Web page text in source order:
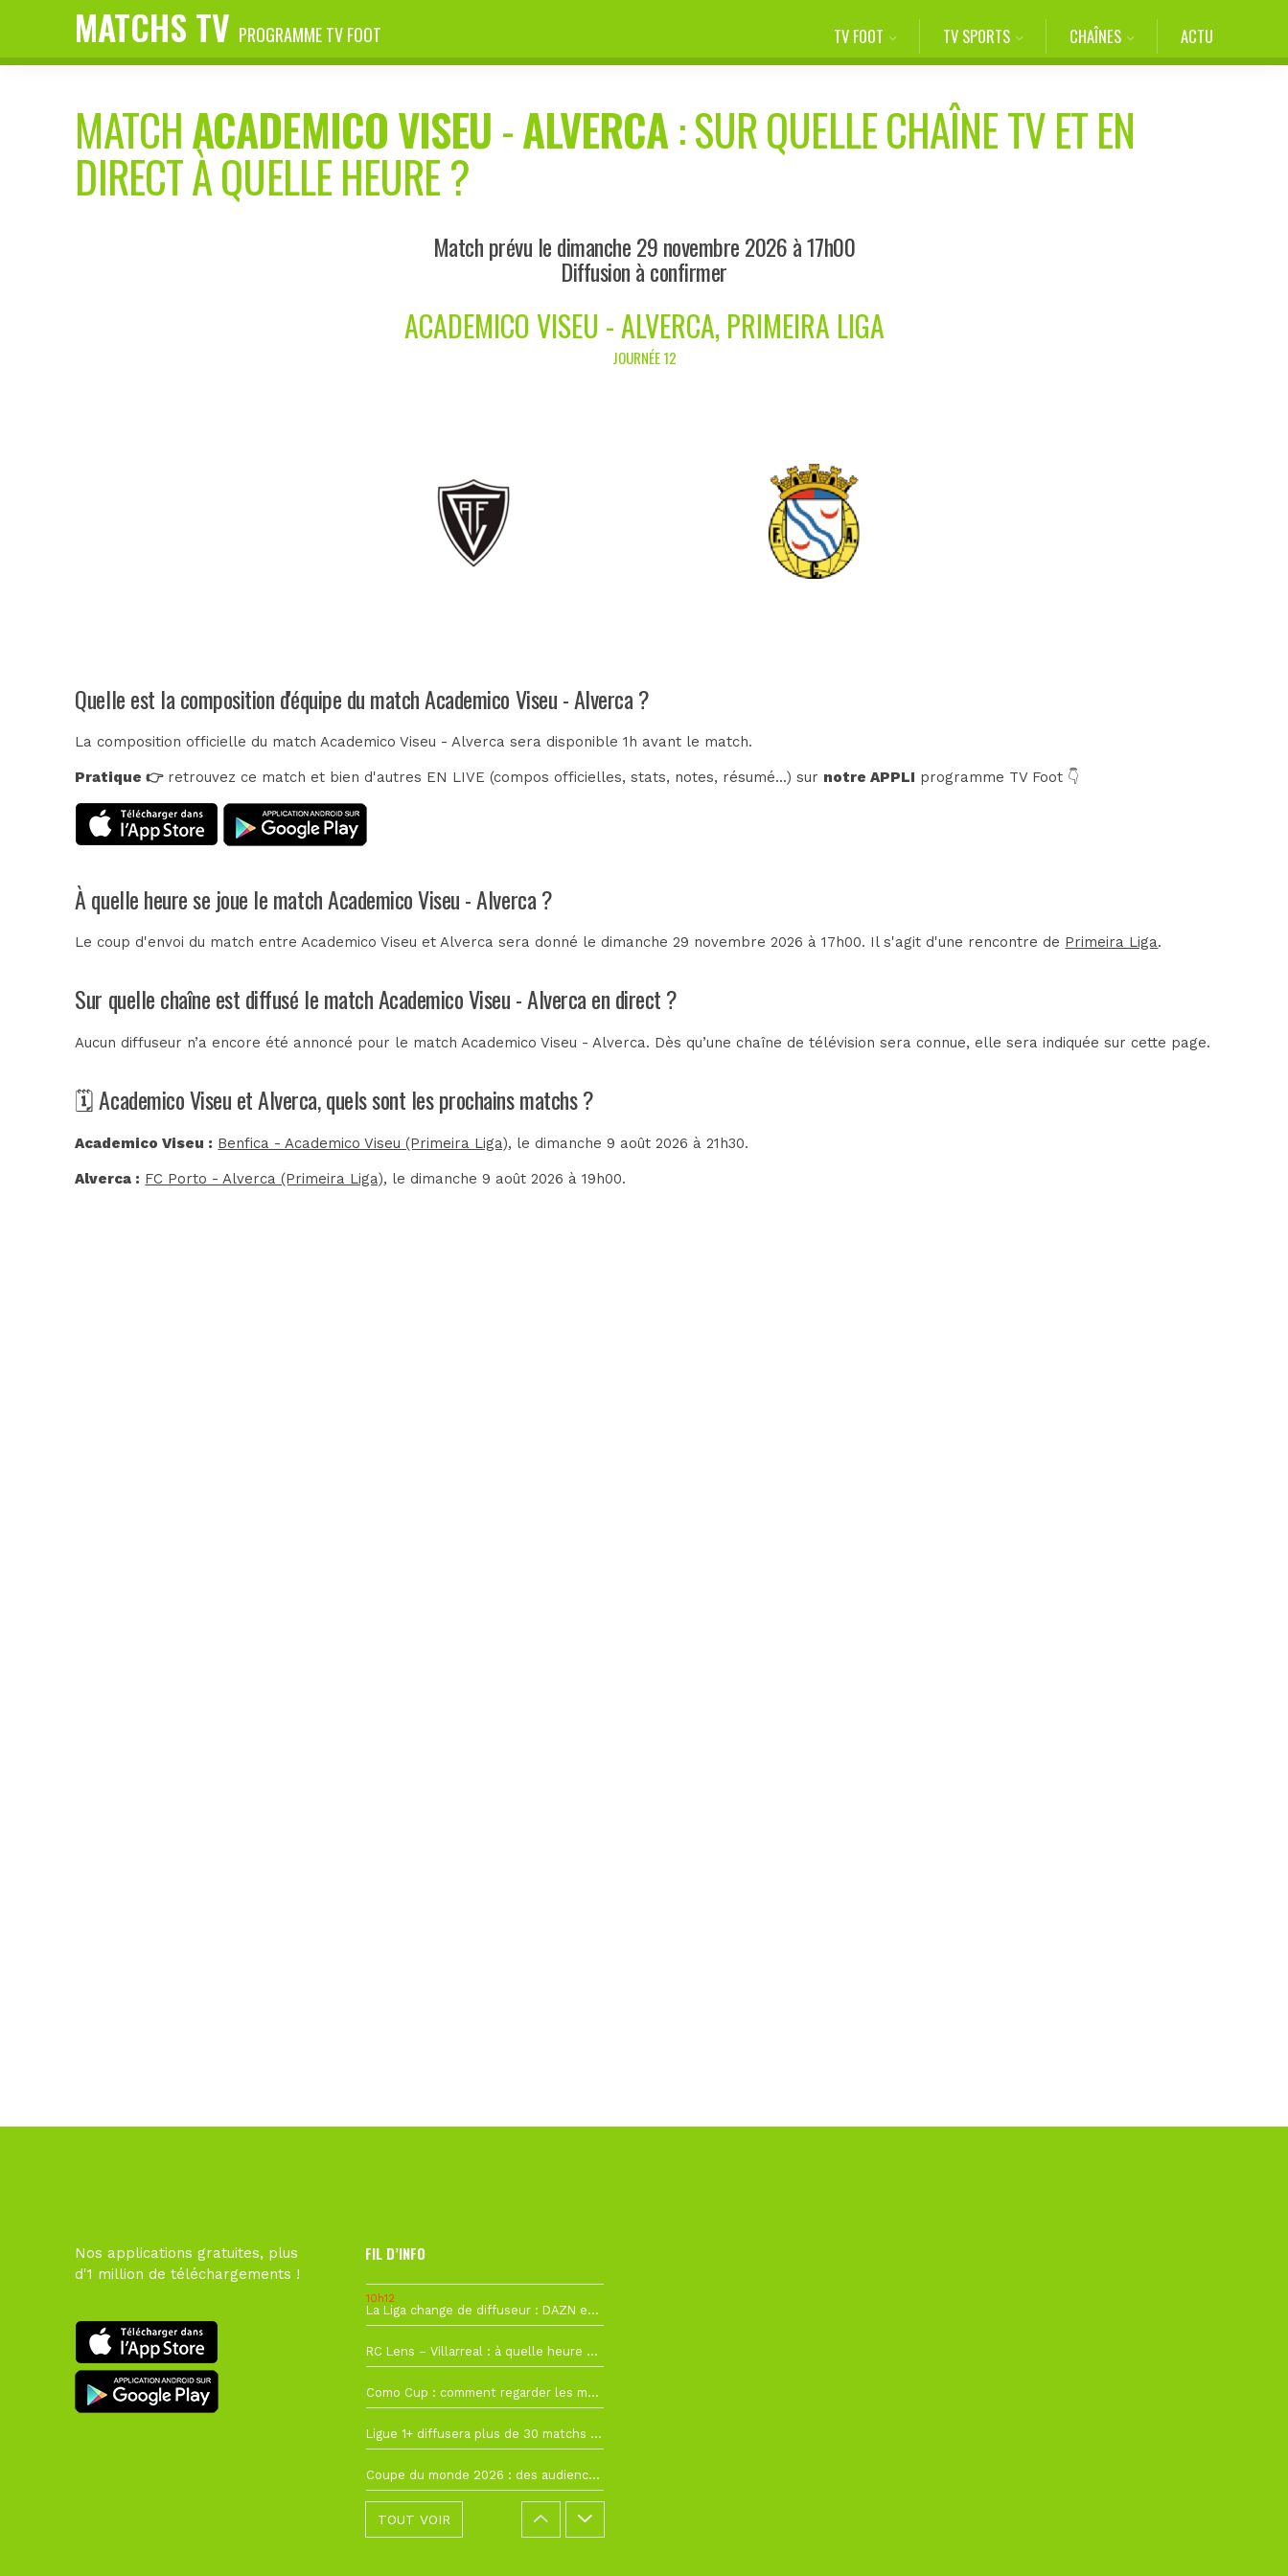
MATCHS TV PROGRAMME TV FOOT TV FOOT TV SPORTS CHAÎNES ACTU
MATCHACADEMICO VISEU-ALVERCA: SUR QUELLE CHAÎNE TV ET EN
DIRECT À QUELLE HEURE ?
Match prévu le dimanche 29 novembre 2026 à 17h00
Diffusion à confirmer
ACADEMICO VISEU - ALVERCA, PRIMEIRA LIGA
JOURNÉE 12
Quelle est la composition d'équipe du match Academico Viseu - Alverca ?
La composition officielle du match Academico Viseu - Alverca sera disponible 1h avant le match.
Pratique 👉retrouvez ce match et bien d'autres EN LIVE (compos officielles, stats, notes, résumé...) sur notre APPLI programme TV Foot 👇
À quelle heure se joue le match Academico Viseu - Alverca ?
Le coup d'envoi du match entre Academico Viseu et Alverca sera donné le dimanche 29 novembre 2026 à 17h00. Il s'agit d'une rencontre de Primeira Liga.
Sur quelle chaîne est diffusé le match Academico Viseu - Alverca en direct ?
Aucun diffuseur n’a encore été annoncé pour le match Academico Viseu - Alverca. Dès qu’une chaîne de télévision sera connue, elle sera indiquée sur cette page.
🗓️ Academico Viseu et Alverca, quels sont les prochains matchs ?
Academico Viseu : Benfica - Academico Viseu (Primeira Liga), le dimanche 9 août 2026 à 21h30.
Alverca : FC Porto - Alverca (Primeira Liga), le dimanche 9 août 2026 à 19h00.
Nos applications gratuites, plus
d'1 million de téléchargements !
FIL D’INFO
10h12
La Liga change de diffuseur : DAZN et Disney+ remplacent beIN Sports !
RC Lens – Villarreal : à quelle heure et sur quelle chaîne voir la finale de la Como Cup ?
Como Cup : comment regarder les matchs du RC Lens en direct ?
Ligue 1+ diffusera plus de 30 matchs amicaux avant la reprise de la Ligue 1
Coupe du monde 2026 : des audiences record, mais M6 devrait perdre très gros !
TOUT VOIR